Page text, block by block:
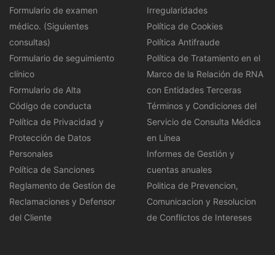
Formulario de examen
médico. (Siguientes
consultas)
Formulario de seguimiento
clínico
Formulario de Alta
Código de conducta
Política de Privacidad y
Protección de Datos
Personales
Política de Sanciones
Reglamento de Gestíon de
Reclamaciones y Defensor
del Cliente
Irregularidades
Política de Cookies
Política Antifraude
Política de Tratamiento en el
Marco de la Relación de RNA
con Entidades Terceras
Términos y Condiciones del
Servicio de Consulta Médica
en Línea
Informes de Gestión y
cuentas anuales
Politica de Prevencion,
Comunicacion y Resolucion
de Conflictos de Intereses